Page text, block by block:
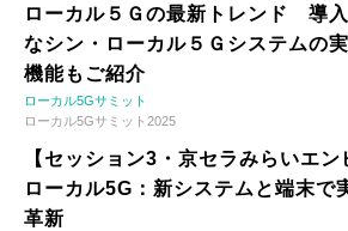
ローカル５Ｇの最新トレンド 導
なシン・ローカル５Ｇシステムの
機能もご紹介
ローカル5Gサミット
ローカル5Gサミット2025
【セッション3・京セラみらいエ
ローカル5G：新システムと端末で
革新